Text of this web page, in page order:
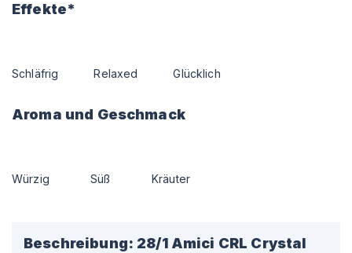
Effekte*
Schläfrig Relaxed Glücklich
Aroma und Geschmack
Würzig Süß Kräuter
Beschreibung: 28/1 Amici CRL Crystal